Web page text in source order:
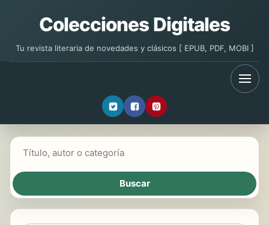
Colecciones Digitales
Tu revista literaria de novedades y clásicos [ EPUB, PDF, MOBI ]